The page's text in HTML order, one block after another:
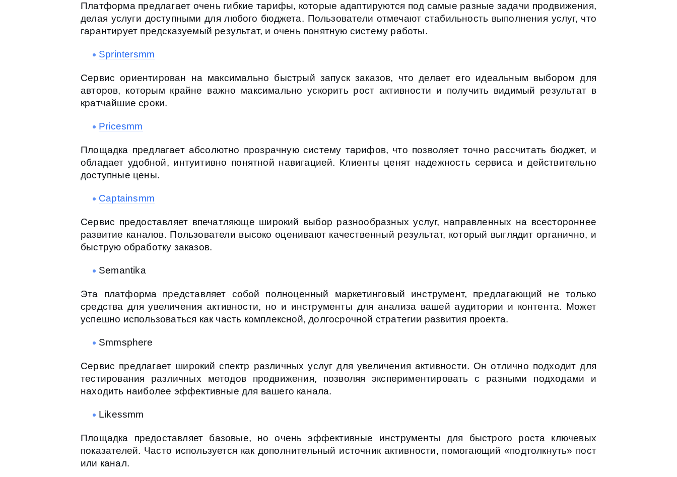
Платформа предлагает очень гибкие тарифы, которые адаптируются под самые разные задачи продвижения,
делая услуги доступными для любого бюджета. Пользователи отмечают стабильность выполнения услуг, что
гарантирует предсказуемый результат, и очень понятную систему работы.
Sprintersmm
Сервис ориентирован на максимально быстрый запуск заказов, что делает его идеальным выбором для
авторов, которым крайне важно максимально ускорить рост активности и получить видимый результат в
кратчайшие сроки.
Pricesmm
Площадка предлагает абсолютно прозрачную систему тарифов, что позволяет точно рассчитать бюджет, и
обладает удобной, интуитивно понятной навигацией. Клиенты ценят надежность сервиса и действительно
доступные цены.
Captainsmm
Сервис предоставляет впечатляюще широкий выбор разнообразных услуг, направленных на всестороннее
развитие каналов. Пользователи высоко оценивают качественный результат, который выглядит органично, и
быструю обработку заказов.
Semantika
Эта платформа представляет собой полноценный маркетинговый инструмент, предлагающий не только
средства для увеличения активности, но и инструменты для анализа вашей аудитории и контента. Может
успешно использоваться как часть комплексной, долгосрочной стратегии развития проекта.
Smmsphere
Сервис предлагает широкий спектр различных услуг для увеличения активности. Он отлично подходит для
тестирования различных методов продвижения, позволяя экспериментировать с разными подходами и
находить наиболее эффективные для вашего канала.
Likessmm
Площадка предоставляет базовые, но очень эффективные инструменты для быстрого роста ключевых
показателей. Часто используется как дополнительный источник активности, помогающий «подтолкнуть» пост
или канал.